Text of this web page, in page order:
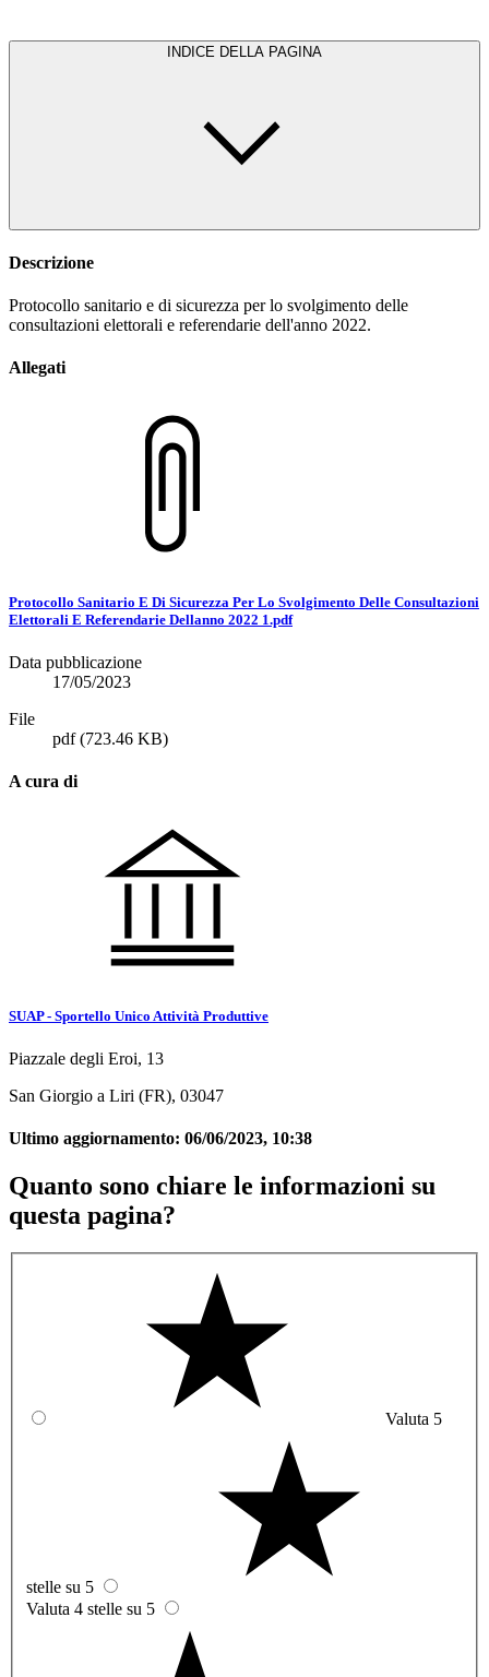
INDICE DELLA PAGINA
Descrizione
Protocollo sanitario e di sicurezza per lo svolgimento delle
consultazioni elettorali e referendarie dell'anno 2022.
Allegati
Protocollo Sanitario E Di Sicurezza Per Lo Svolgimento Delle Consultazioni
Elettorali E Referendarie Dellanno 2022 1.pdf
Data pubblicazione
17/05/2023
File
pdf(723.46 KB)
A cura di
SUAP - Sportello Unico Attività Produttive
Piazzale degli Eroi, 13
San Giorgio a Liri (FR), 03047
Ultimo aggiornamento: 06/06/2023, 10:38
Quanto sono chiare le informazioni su
questa pagina?
Valuta 5
stelle su 5
Valuta 4 stelle su 5